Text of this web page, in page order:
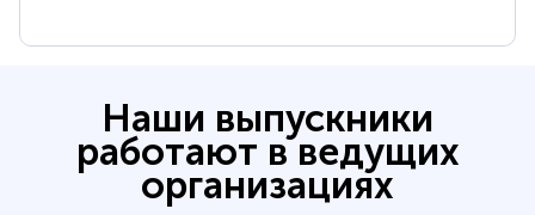
Наши выпускники
работают в ведущих
организациях